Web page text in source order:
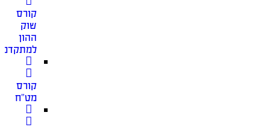
קורס
שוק
ההון
קורס
מט”ח